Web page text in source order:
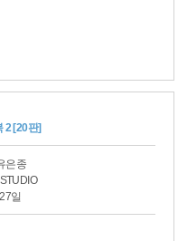
2 [20판]
은종
일